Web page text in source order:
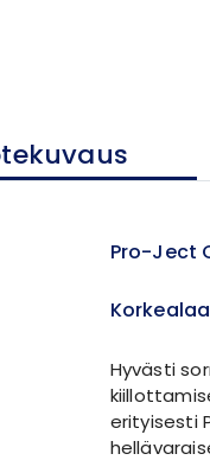
Pro-Ject
Hyvästi
erityisesti